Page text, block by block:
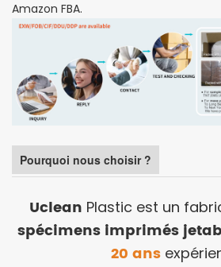
Amazon FBA.
Pourquoi nous choisir ?
Uclean Plastic est un
spécimens imprimés
20 ans